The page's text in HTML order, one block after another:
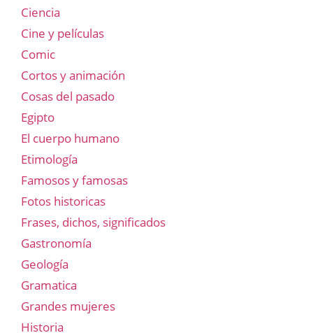
Ciencia
Cine y películas
Comic
Cortos y animación
Cosas del pasado
Egipto
El cuerpo humano
Etimología
Famosos y famosas
Fotos historicas
Frases, dichos, significados
Gastronomía
Geología
Gramatica
Grandes mujeres
Historia